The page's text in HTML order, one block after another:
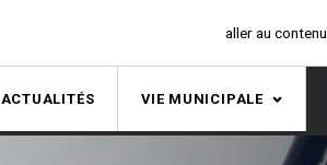
aller au contenu
ACTUALITÉS VIE MUNICIPALE